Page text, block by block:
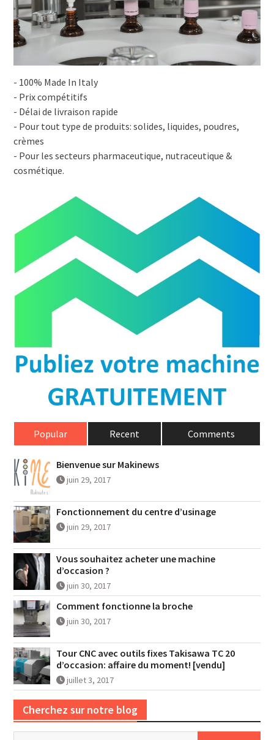
- 100% Made In Italy
- Prix compétitifs
- Délai de livraison rapide
- Pour tout type de produits: solides, liquides, poudres,
crèmes
- Pour les secteurs pharmaceutique, nutraceutique &
cosmétique.
Popular Recent Comments
Bienvenue sur Makinews
juin 29, 2017
Fonctionnement du centre d’usinage
juin 29, 2017
Vous souhaitez acheter une machine
d’occasion ?
juin 30, 2017
Comment fonctionne la broche
juin 30, 2017
Tour CNC avec outils fixes Takisawa TC 20
d’occasion: affaire du moment! [vendu]
juillet 3, 2017
Cherchez sur notre blog